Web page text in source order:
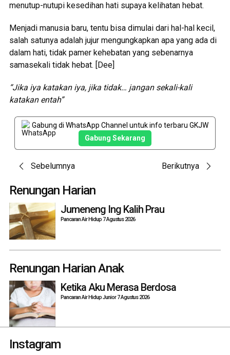
menutup-nutupi kesedihan hati supaya kelihatan hebat.
Menjadi manusia baru, tentu bisa dimulai dari hal-hal kecil,
salah satunya adalah jujur mengungkapkan apa yang ada di
dalam hati, tidak pamer kehebatan yang sebenarnya
samasekali tidak hebat. [Dee]
“Jika iya katakan iya, jika tidak… jangan sekali-kali
katakan entah”
Gabung di WhatsApp Channel untuk info terbaru GKJW
Gabung Sekarang
Post
navigation
Sebelumnya Berikutnya
Renungan Harian
Jumeneng Ing Kalih Prau
Pancaran Air Hidup 7 Agustus 2026
Renungan Harian Anak
Ketika Aku Merasa Berdosa
Pancaran Air Hidup Junior 7 Agustus 2026
Instagram